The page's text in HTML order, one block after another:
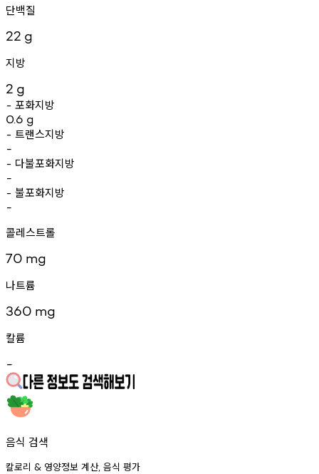
단백질
22 g
지방
2 g
- 포화지방
0.6 g
- 트랜스지방
-
- 다불포화지방
-
- 불포화지방
-
콜레스트롤
70 mg
나트륨
360 mg
칼륨
-
음식 검색
칼로리 & 영양정보 계산, 음식 평가